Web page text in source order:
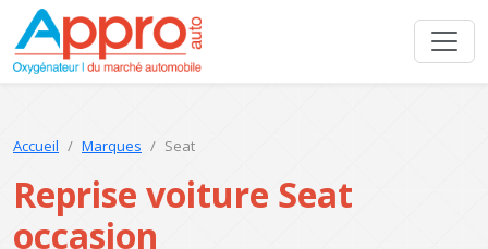
Accueil Marques Seat
Reprise voiture Seat
occasion